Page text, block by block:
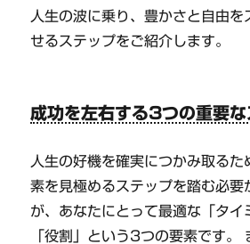
人生の波に乗り、豊かさと自由を
せるステップをご紹介します。
成功を左右する3つの重要な
人生の好機を確実につかみ取るた
素を見極めるステップを踏む必要
が、あなたにとって最適な「タイ
「役割」という3つの要素です。